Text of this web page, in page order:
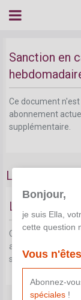
Sanction en
Ce document
abonnement
supplémentaire.
Limite
Limite
Ce document n'est
abonnement
supplémentaire.
Bonjour,
je suis Ella,
cette question
Vous
Abonnez-
spéciales!